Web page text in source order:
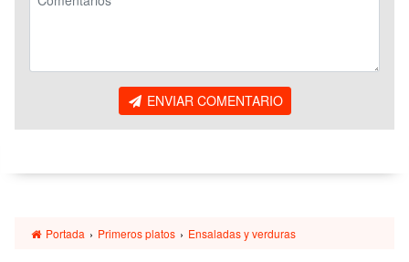
ENVIAR COMENTARIO
Portada › Primeros platos › Ensaladas y verduras